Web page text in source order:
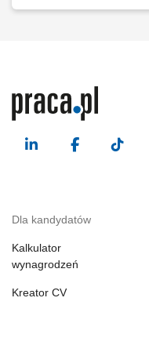
Dla kandydatów
Kalkulator
wynagrodzeń
Kreator CV